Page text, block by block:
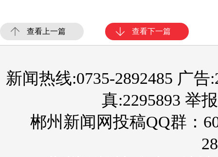
查看上一篇 查看下一篇
新闻热线:0735-2892485 广告
真:2295893 举
郴州新闻网投稿QQ群：